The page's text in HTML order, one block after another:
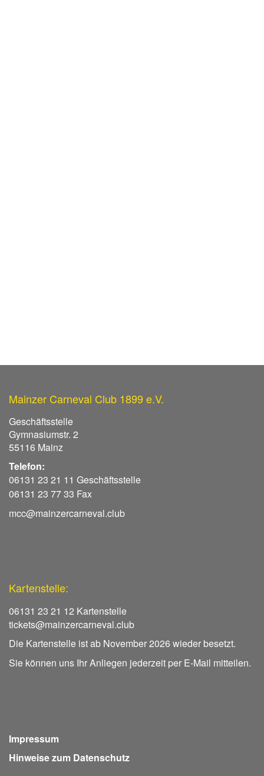
Mainzer Carneval Club 1899 e.V.
Geschäftsstelle
Gymnasiumstr. 2
55116 Mainz
Telefon:
06131 23 21 11 Geschäftsstelle
06131 23 77 33 Fax
mcc@mainzercarneval.club
Kartenstelle:
06131 23 21 12 Kartenstelle
tickets@mainzercarneval.club
Die Kartenstelle ist ab November 2026 wieder besetzt.
Sie können uns Ihr Anliegen jederzeit per E-Mail mitteilen.
Impressum
Hinweise zum Datenschutz